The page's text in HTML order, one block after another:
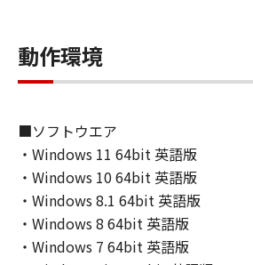
RESPONSIBLE FOR
HELPING YOU TO USE THE
HEREUNDER.
7. DISCLAIMER OF WARRANTIES
LIABILITY
[NO WARRANTY] THE
PROVIDED "AS IS" WITHOUT
ANY KIND, EITHER EXPRESSED
動作環境
■ソフトウエア
・Windows 11 64bit 英語版
・Windows 10 64bit 英語版
・Windows 8.1 64bit 英語版
・Windows 8 64bit 英語版
・Windows 7 64bit 英語版